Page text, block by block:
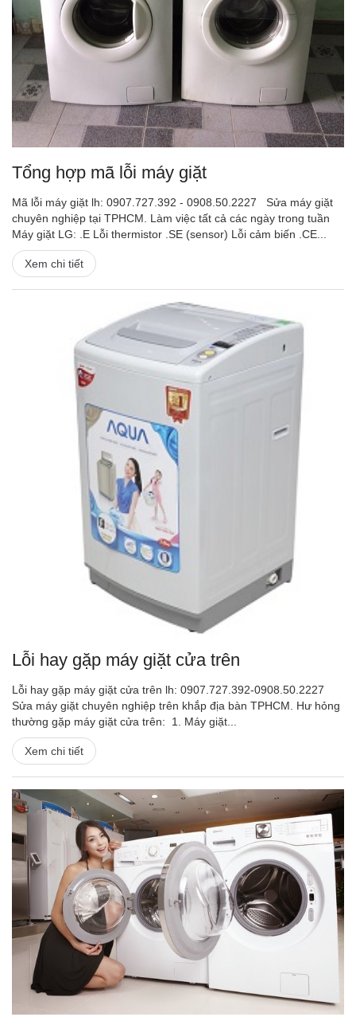
Tổng hợp mã lỗi máy giặt
Mã lỗi máy giặt lh: 0907.727.392 - 0908.50.2227 Sửa máy giặt
chuyên nghiệp tại TPHCM. Làm việc tất cả các ngày trong tuần
Máy giặt LG: .E Lỗi thermistor .SE (sensor) Lỗi cảm biến .CE...
Xem chi tiết
Lỗi hay gặp máy giặt cửa trên
Lỗi hay gặp máy giặt cửa trên lh: 0907.727.392-0908.50.2227
Sửa máy giặt chuyên nghiệp trên khắp địa bàn TPHCM. Hư hỏng
thường gặp máy giặt cửa trên: 1. Máy giặt...
Xem chi tiết